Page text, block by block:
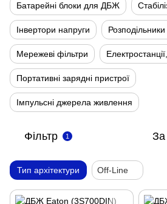
Батарейні блоки для ДБЖ
Інвертори напруги
Мережеві фільтри
Портативні зарядні пристрої
Імпульсні джерела живлення
Фільтр 1 За
Тип архітектури Off-Line